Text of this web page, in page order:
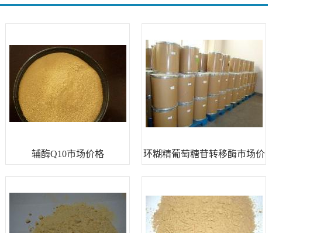
辅酶Q10市场价格 环糊精葡萄糖苷转移酶市场价
格